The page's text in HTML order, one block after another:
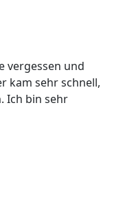
vergessen und
kam sehr schnell,
Ich bin sehr